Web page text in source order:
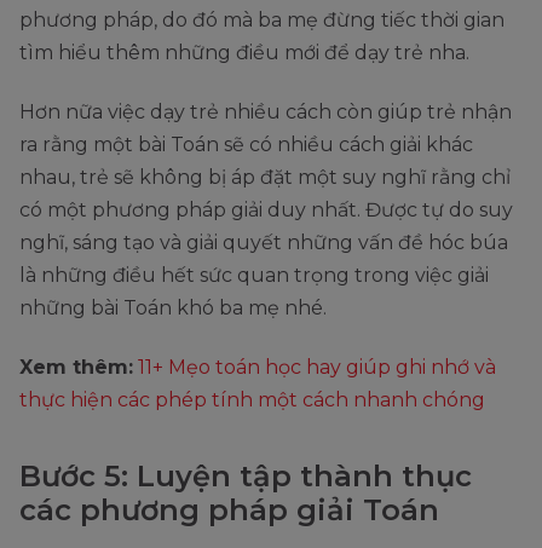
phương pháp, do đó mà ba mẹ đừng tiếc thời gian
tìm hiểu thêm những điều mới để dạy trẻ nha.
Hơn nữa việc dạy trẻ nhiều cách còn giúp trẻ nhận
ra rằng một bài Toán sẽ có nhiều cách giải khác
nhau, trẻ sẽ không bị áp đặt một suy nghĩ rằng chỉ
có một phương pháp giải duy nhất. Được tự do suy
nghĩ, sáng tạo và giải quyết những vấn đề hóc búa
là những điều hết sức quan trọng trong việc giải
những bài Toán khó ba mẹ nhé.
Xem thêm: 11+ Mẹo toán học hay giúp ghi nhớ và
thực hiện các phép tính một cách nhanh chóng
Bước 5: Luyện tập thành thục
các phương pháp giải Toán